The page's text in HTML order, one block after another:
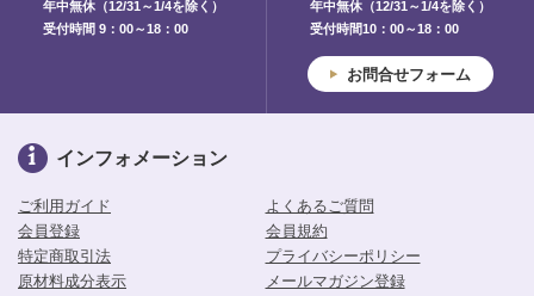
年中無休（12/31～1/4を除く）
受付時間 9：00～18：00
年中無休（12/31～1/4を除く）
受付時間10：00～18：00
お問合せフォーム
インフォメーション
ご利用ガイド
よくあるご質問
会員登録
会員規約
特定商取引法
プライバシーポリシー
原材料成分表示
メールマガジン登録